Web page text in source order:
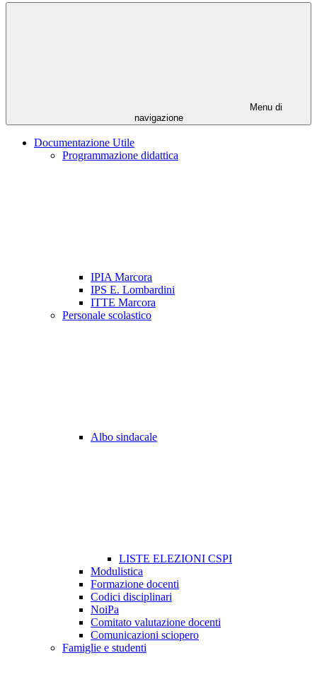
Menu di
navigazione
Documentazione Utile
Programmazione didattica
IPIA Marcora
IPS E. Lombardini
ITTE Marcora
Personale scolastico
Albo sindacale
LISTE ELEZIONI CSPI
Modulistica
Formazione docenti
Codici disciplinari
NoiPa
Comitato valutazione docenti
Comunicazioni sciopero
Famiglie e studenti